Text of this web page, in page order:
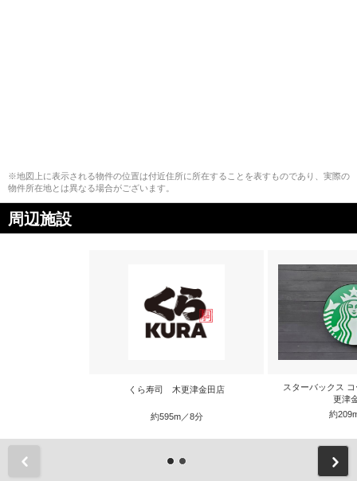
※地図上に表示される物件の位置は付近住所に所在することを表すものであり、実際の
物件所在地とは異なる場合がございます。
周辺施設
くら寿司 木更津金田店
約595m／8分
スターバックス
更津
約